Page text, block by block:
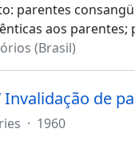
parentes
aos parentes;
(Brasil)
· 1960